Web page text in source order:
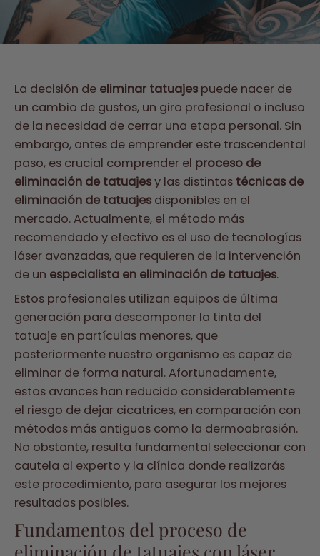
La decisión de eliminar tatuajes puede nacer de
un cambio de gustos, un giro profesional o incluso
de la necesidad de cerrar una etapa personal. Sin
embargo, antes de emprender este trascendental
paso, es crucial comprender el proceso de
eliminación de tatuajesy las distintas técnicas de
eliminación de tatuajes disponibles en el
mercado. Actualmente, el método más
recomendado y efectivo es el uso de tecnologías
láser avanzadas, que requieren de la intervención
de un especialista en eliminación de tatuajes.
Estos profesionales utilizan equipos de última
generación para descomponer la tinta del
tatuaje en partículas menores, que
posteriormente nuestro organismo es capaz de
eliminar de forma natural. Afortunadamente,
estos avances han reducido considerablemente
el riesgo de dejar cicatrices, en comparación con
métodos más antiguos como la dermoabrasión.
No obstante, resulta fundamental seleccionar con
cautela al experto y la clínica donde realizarás
este procedimiento, para asegurar los mejores
resultados posibles.
Fundamentos del proceso de